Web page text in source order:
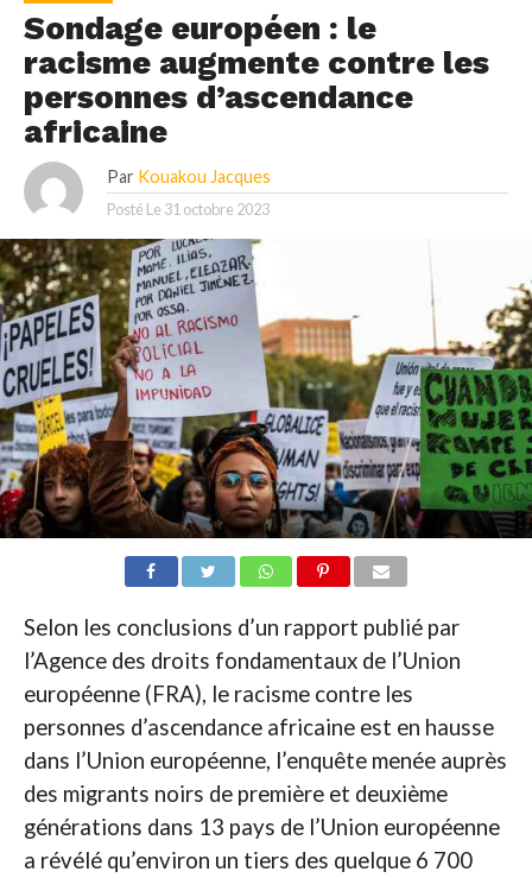
Sondage européen : le
racisme augmente contre les
personnes d’ascendance
africaine
Par Kouakou Jacques
Posté Le 31 octobre 2023
Selon les conclusions d’un rapport publié par
l’Agence des droits fondamentaux de l’Union
européenne (FRA), le racisme contre les
personnes d’ascendance africaine est en hausse
dans l’Union européenne, l’enquête menée auprès
des migrants noirs de première et deuxième
générations dans 13 pays de l’Union européenne
a révélé qu’environ un tiers des quelque 6 700